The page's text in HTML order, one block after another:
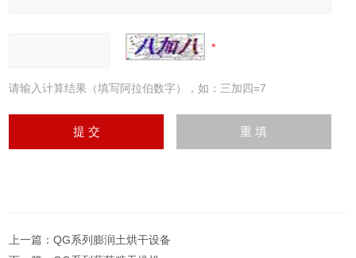
请输入计算结果（填写阿拉伯数字），如：三加四=7
上一篇：QG系列膨润土烘干设备